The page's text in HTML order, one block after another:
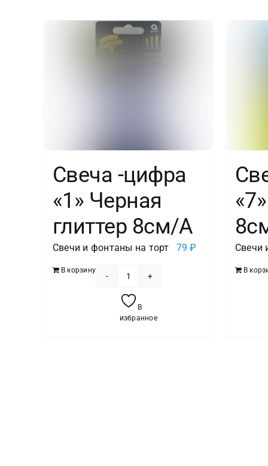
Свеча -цифра
«1» Черная
глиттер 8см/A
Свечи и фонтаны на торт 79₽
В корзину
товара
Свеча
В
избранное
Свечи
В